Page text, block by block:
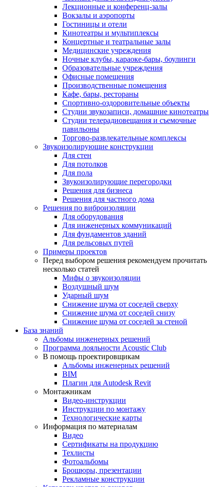
Лекционные и конференц-залы
Вокзалы и аэропорты
Гостиницы и отели
Кинотеатры и мультиплексы
Концертные и театральные залы
Медицинские учреждения
Ночные клубы, караоке-бары, боулинги
Образовательные учреждения
Офисные помещения
Производственные помещения
Кафе, бары, рестораны
Спортивно-оздоровительные объекты
Студии звукозаписи, домашние кинотеатры
Студии телерадиовещания и съемочные
павильоны
Торгово-развлекательные комплексы
Звукоизолирующие конструкции
Для стен
Для потолков
Для пола
Звукоизолирующие перегородки
Решения для бизнеса
Решения для частного дома
Решения по виброизоляции
Для оборудования
Для инженерных коммуникаций
Для фундаментов зданий
Для рельсовых путей
Примеры проектов
Перед выбором решения рекомендуем прочитать
несколько статей
Мифы о звукоизоляции
Воздушный шум
Ударный шум
Снижение шума от соседей сверху
Снижение шума от соседей снизу
Снижение шума от соседей за стеной
База знаний
Альбомы инженерных решений
Программа лояльности Acoustic Club
В помощь проектировщикам
Альбомы инженерных решений
BIM
Плагин для Autodesk Revit
Монтажникам
Видео-инструкции
Инструкции по монтажу
Технологические карты
Информация по материалам
Видео
Сертификаты на продукцию
Техлисты
Фотоальбомы
Брошюры, презентации
Рекламные конструкции